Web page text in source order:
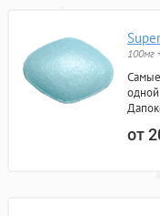
100мг
от